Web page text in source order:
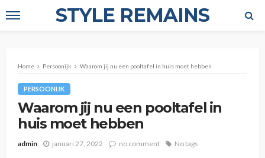
STYLE REMAINS
Home Persoonijk Waarom jij nu een pooltafel in huis moet hebben
PERSOONIJK
Waarom jij nu een pooltafel in
huis moet hebben
admin januari 27, 2022 no comment No tags